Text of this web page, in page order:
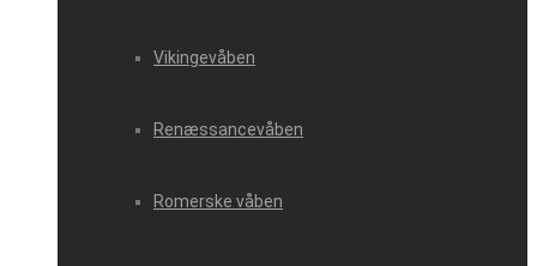
Vikingevåben
Renæssancevåben
Romerske våben